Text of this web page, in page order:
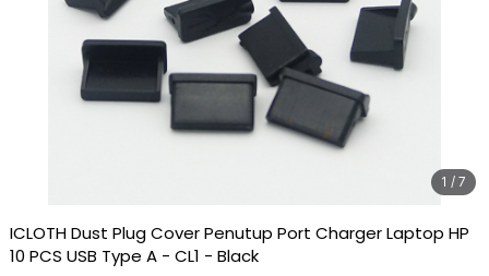
1 / 7
ICLOTH Dust Plug Cover Penutup Port Charger Laptop HP
10 PCS USB Type A - CL1 - Black